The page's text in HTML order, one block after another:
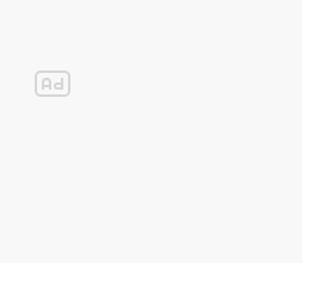
kdo si vzal rodiče jako
Babišem.